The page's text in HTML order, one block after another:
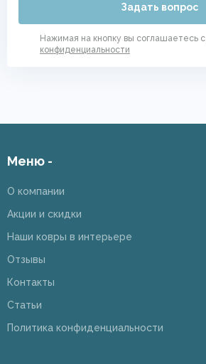
Задать вопрос
Нажимая на кнопку вы соглашаетесь с
конфиденциальности
Меню -
О компании
Акции и скидки
Наши ковры в интерьере
Отзывы
Контакты
Статьи
Политика конфиденциальности